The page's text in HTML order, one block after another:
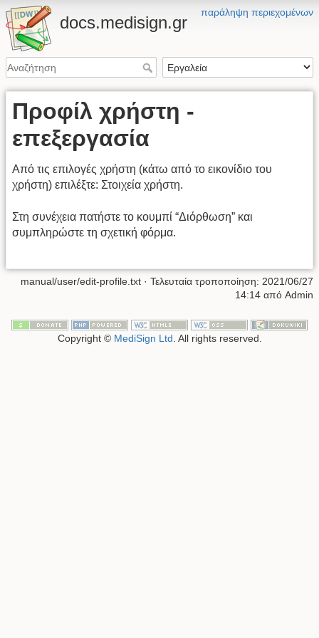
παράληψη περιεχομένων
docs.medisign.gr
Προφίλ χρήστη -
επεξεργασία
Από τις επιλογές χρήστη (κάτω από το εικονίδιο του
χρήστη) επιλέξτε: Στοιχεία χρήστη.
Στη συνέχεια πατήστε το κουμπί “Διόρθωση” και
συμπληρώστε τη σχετική φόρμα.
manual/user/edit-profile.txt · Τελευταία τροποποίηση: 2021/06/27
14:14 από Admin
Copyright © MediSign Ltd . All rights reserved.